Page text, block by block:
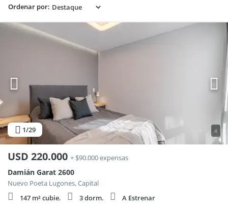
Ordenar por:
1/29 4
USD 220.000 + $90.000 expensas
Damián Garat 2600
Nuevo Poeta Lugones, Capital
147 m² cubie.
3 dorm.
A Estrenar